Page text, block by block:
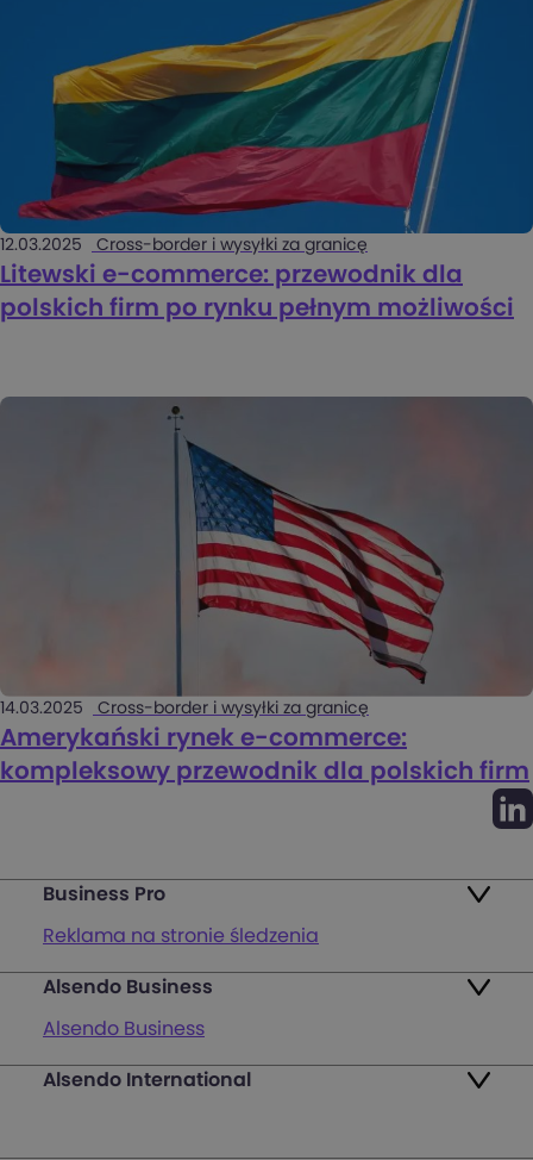
12.03.2025 Cross-border i wysyłki za granicę
Litewski e-commerce: przewodnik dla
polskich firm po rynku pełnym możliwości
14.03.2025 Cross-border i wysyłki za granicę
Amerykański rynek e-commerce:
kompleksowy przewodnik dla polskich firm
Business Pro
Reklama na stronie śledzenia
Mapa punktów
Zwroty
Alsendo Business
Alsendo Business
Przesyłki krajowe
Alsendo International